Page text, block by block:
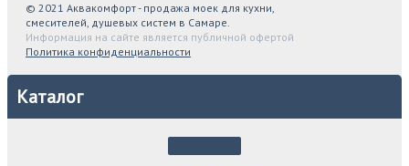
© 2021 Аквакомфорт - продажа моек для кухни,
смесителей, душевых систем в Самаре.
Информация на сайте является публичной офертой
Политика конфиденциальности
Каталог